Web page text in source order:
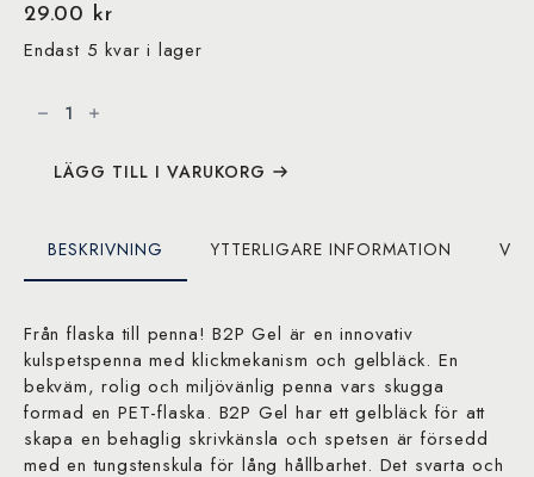
29.00 kr
Endast 5 kvar i lager
Grön
LÄGG TILL I VARUKORG
BESKRIVNING YTTERLIGARE INFORMATION
Från flaska till penna! B2P Gel är en innovativ
kulspetspenna med klickmekanism och gelbläck. En
bekväm, rolig och miljövänlig penna vars skugga
formad en PET-flaska. B2P Gel har ett gelbläck för att
skapa en behaglig skrivkänsla och spetsen är försedd
med en tungstenskula för lång hållbarhet. Det svarta och